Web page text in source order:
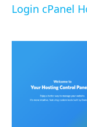
Login cPanel